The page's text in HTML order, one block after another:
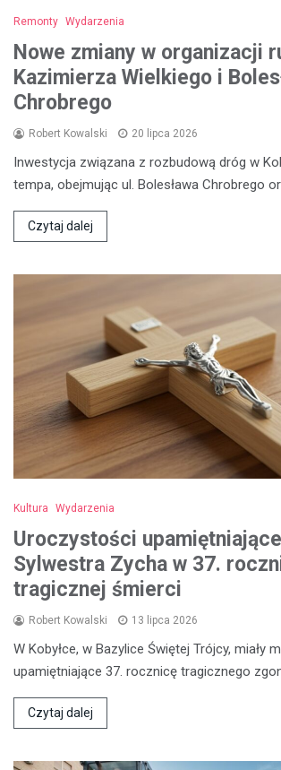
Remonty Wydarzenia
Nowe zmiany w organizacji
Kazimierza Wielkiego i
Chrobrego
Robert Kowalski 20 lipca 2026
Inwestycja związana z rozbudową dróg w
tempa, obejmując ul. Bolesława Chrobrego
Czytaj dalej
Kultura Wydarzenia
Uroczystości
Sylwestra Zycha w 37.
tragicznej śmierci
Robert Kowalski 13 lipca 2026
W Kobyłce, w Bazylice Świętej Trójcy, miały
upamiętniające 37. rocznicę tragicznego
Czytaj dalej